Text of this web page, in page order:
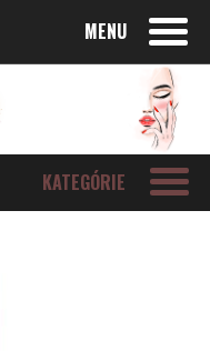
MENU
KATEGÓRIE